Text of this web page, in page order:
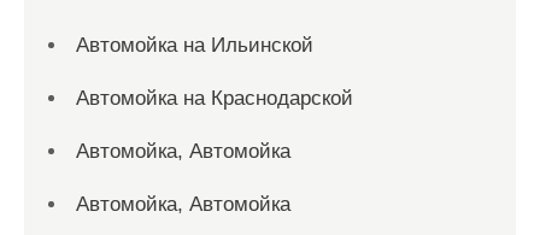
Автомойка на Ильинской
Автомойка на Краснодарской
Автомойка, Автомойка
Автомойка, Автомойка